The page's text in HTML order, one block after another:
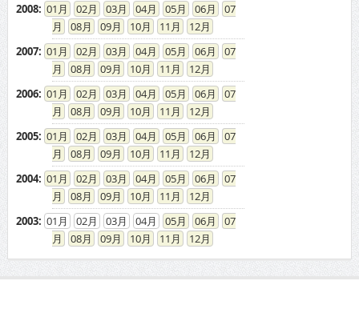
2008: 01 02 03 04 05 06
07
08
09 10 11
12
2007: 01 02 03 04 05 06
07
08
09 10 11
12
2006: 01 02 03 04 05 06
07
08
09 10 11
12
2005: 01 02 03 04 05 06
07
08
09 10 11
12
2004: 01 02 03 04 05 06
07
08
09 10 11
12
2003: 01 02 03 04 05 06
07
08
09 10 11 12